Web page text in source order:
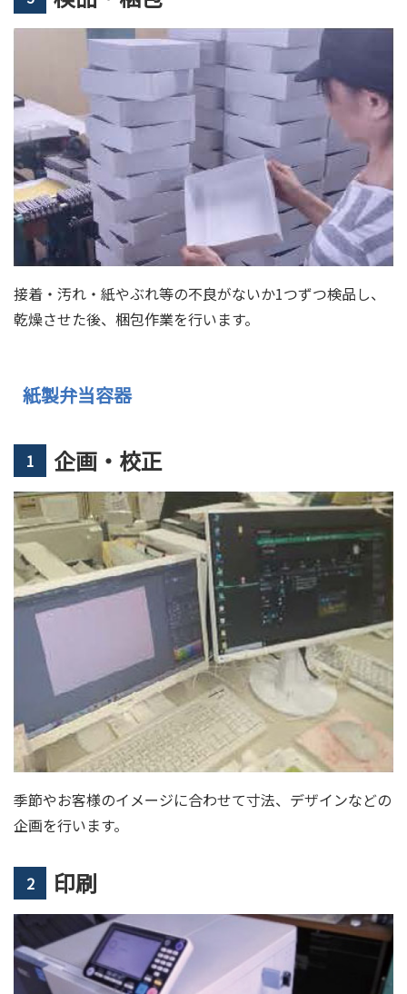
接着・汚れ・紙やぶれ等の不良がないか1つずつ検品し、
乾燥させた後、梱包作業を行います。
紙製弁当容器
1 企画・校正
季節やお客様のイメージに合わせて寸法、デザインなどの
企画を行います。
2 印刷